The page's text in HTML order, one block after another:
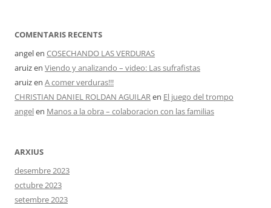
COMENTARIS RECENTS
angelen COSECHANDO LAS VERDURAS
aruizen Viendo y analizando – video: Las sufrafistas
aruizen A comer verduras!!!
CHRISTIAN DANIEL ROLDAN AGUILARen El juego del trompo
angelen Manos a la obra – colaboracion con las familias
ARXIUS
desembre 2023
octubre 2023
setembre 2023